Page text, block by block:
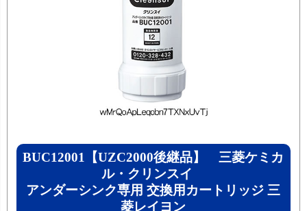
BUC12001【UZC2000後継品】 三菱ケミカ
ル・クリンスイ
アンダーシンク専用 交換用カートリッジ 三
菱レイヨン